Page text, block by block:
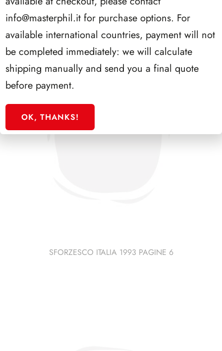
SFORZESCO ITALIA 1993 PAGINE 6
info@masterphil.it for purchase options. For
available international countries, payment will not
be completed immediately: we will calculate
shipping manually and send you a final quote
before payment.
OK, THANKS!